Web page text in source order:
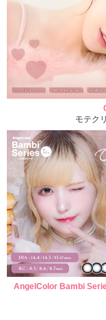
モテク
AngelColor Bambi